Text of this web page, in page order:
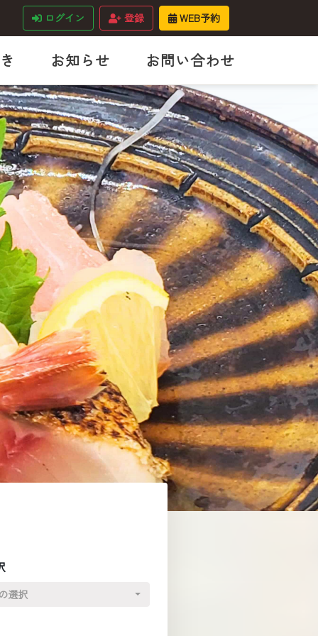
ログイン 登録 WEB予約
お知らせ お問い合わせ
選択